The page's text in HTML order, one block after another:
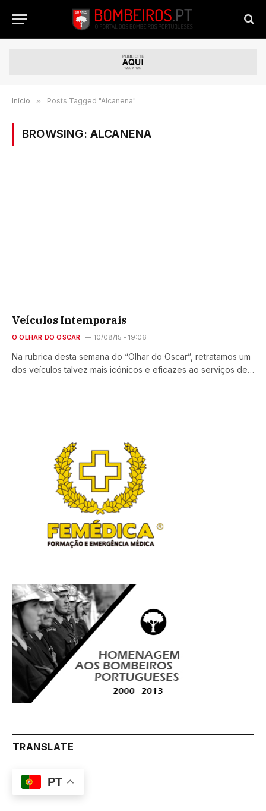
Início » Posts Tagged "Alcanena"
BROWSING: ALCANENA
Veículos Intemporais
O OLHAR DO ÓSCAR 10/08/15 - 19:06
Na rubrica desta semana do “Olhar do Oscar”, retratamos um
dos veículos talvez mais icónicos e eficazes ao serviços de…
TRANSLATE
PT